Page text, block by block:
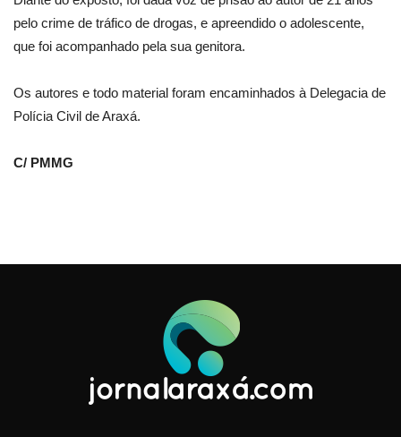
pelo crime de tráfico de drogas, e apreendido o adolescente,
que foi acompanhado pela sua genitora.
Os autores e todo material foram encaminhados à Delegacia de
Polícia Civil de Araxá.
C/ PMMG